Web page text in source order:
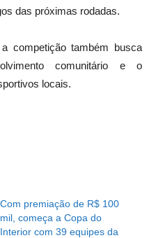
das próximas rodadas.
competição também busca
comunitário e o
locais.
Com premiação de R$ 100
mil, começa a Copa do
Interior com 39 equipes da